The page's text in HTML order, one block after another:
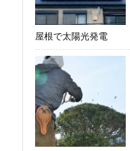
屋根で太陽光発電